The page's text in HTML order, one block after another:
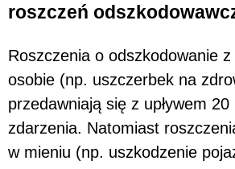
roszczeń
Roszczenia o odszkodowanie z
osobie (np. uszczerbek na
przedawniają się z upływem
zdarzenia. Natomiast
w mieniu (np. uszkodzenie